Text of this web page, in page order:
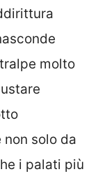
molto
solo da
i palati più